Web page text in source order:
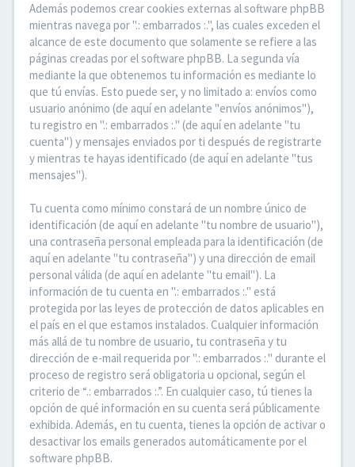
Además podemos crear cookies externas al software phpBB
mientras navega por ".: embarrados :.", las cuales exceden el
alcance de este documento que solamente se refiere a las
páginas creadas por el software phpBB. La segunda vía
mediante la que obtenemos tu información es mediante lo
que tú envías. Esto puede ser, y no limitado a: envíos como
usuario anónimo (de aquí en adelante "envíos anónimos"),
tu registro en ".: embarrados :." (de aquí en adelante "tu
cuenta") y mensajes enviados por ti después de registrarte
y mientras te hayas identificado (de aquí en adelante "tus
mensajes").
Tu cuenta como mínimo constará de un nombre único de
identificación (de aquí en adelante "tu nombre de usuario"),
una contraseña personal empleada para la identificación (de
aquí en adelante "tu contraseña") y una dirección de email
personal válida (de aquí en adelante "tu email"). La
información de tu cuenta en ".: embarrados :." está
protegida por las leyes de protección de datos aplicables en
el país en el que estamos instalados. Cualquier información
más allá de tu nombre de usuario, tu contraseña y tu
dirección de e-mail requerida por ".: embarrados :." durante el
proceso de registro será obligatoria u opcional, según el
criterio de “.: embarrados :.”. En cualquier caso, tú tienes la
opción de qué información en su cuenta será públicamente
exhibida. Además, en tu cuenta, tienes la opción de activar o
desactivar los emails generados automáticamente por el
software phpBB.